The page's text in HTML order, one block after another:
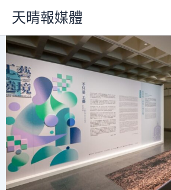
主
要
內
容
天晴報媒體